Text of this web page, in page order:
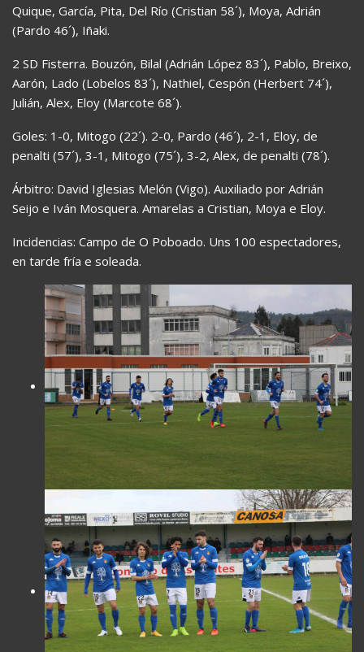
Quique, García, Pita, Del Río (Cristian 58´), Moya, Adrián
(Pardo 46´), Iñaki.
2 SD Fisterra. Bouzón, Bilal (Adrián López 83´), Pablo, Breixo,
Aarón, Lado (Lobelos 83´), Nathiel, Cespón (Herbert 74´),
Julián, Alex, Eloy (Marcote 68´).
Goles: 1-0, Mitogo (22´). 2-0, Pardo (46´), 2-1, Eloy, de
penalti (57´), 3-1, Mitogo (75´), 3-2, Alex, de penalti (78´).
Árbitro: David Iglesias Melón (Vigo). Auxiliado por Adrián
Seijo e Iván Mosquera. Amarelas a Cristian, Moya e Eloy.
Incidencias: Campo de O Poboado. Uns 100 espectadores,
en tarde fría e soleada.